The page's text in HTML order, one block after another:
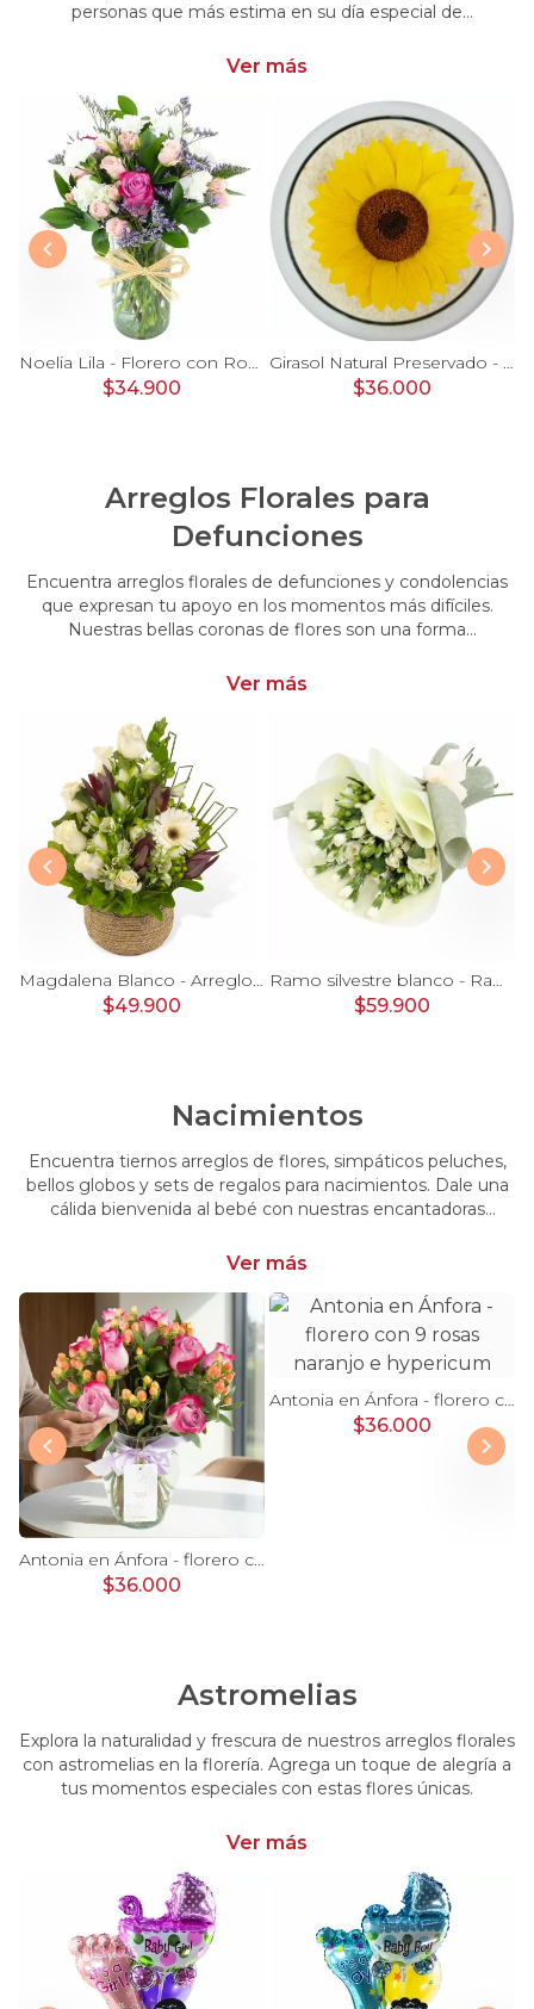
personas que más estima en su día especial de
para cumpleaños
Ver más
Noelia Lila - Florero con Rosas, mini rosas, mini claveles y limonium
$34.900
Girasol Natural Preservado - girasol preservado en pecera vidrio con piedrecitas
$36.000
Arreglos Florales para
Defunciones
Encuentra arreglos florales de defunciones y condolencias
que expresan tu apoyo en los momentos más difíciles.
Nuestras bellas coronas de flores son una forma
momentos de pérdida.
Ver más
Magdalena Blanco - Arreglo floral con rosas, gerbera y astromelias blancas
$49.900
Ramo silvestre blanco - Ramo de flores circular con rosas blancas, claveles blancos, astromelias e hypericum verde
$59.900
Nacimientos
Encuentra tiernos arreglos de flores, simpáticos peluches,
bellos globos y sets de regalos para nacimientos. Dale una
cálida bienvenida al bebé con nuestras encantadoras
especial.
Ver más
Antonia en Ánfora - florero con 9 rosas lila e hypericum
$36.000
Antonia en Ánfora - florero con 9 rosas naranjo e hypericum
$36.000
Astromelias
Explora la naturalidad y frescura de nuestros arreglos florales
con astromelias en la florería. Agrega un toque de alegría a
tus momentos especiales con estas flores únicas.
Ver más